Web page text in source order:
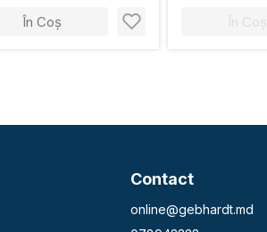
În Coș În Coș
Contact
online@gebhardt.md